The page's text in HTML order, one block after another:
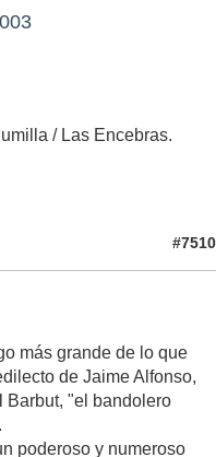
/ Las Encebras.
#7510
más grande de lo que
de Jaime Alfonso,
Barbut, "el bandolero
poderoso y numeroso